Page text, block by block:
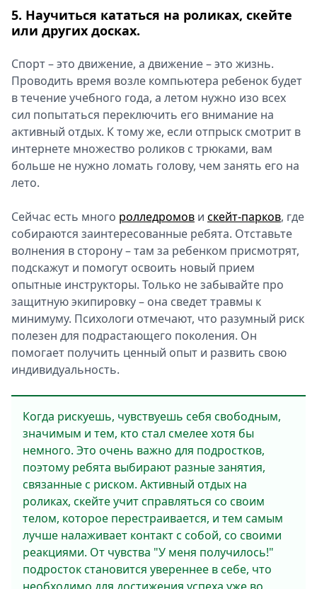
5. Научиться кататься на роликах, скейте
или других досках.
Спорт – это движение, а движение – это жизнь.
Проводить время возле компьютера ребенок будет
в течение учебного года, а летом нужно изо всех
сил попытаться переключить его внимание на
активный отдых. К тому же, если отпрыск смотрит в
интернете множество роликов с трюками, вам
больше не нужно ломать голову, чем занять его на
лето.
Сейчас есть много ролледромов и скейт-парков, где
собираются заинтересованные ребята. Отставьте
волнения в сторону – там за ребенком присмотрят,
подскажут и помогут освоить новый прием
опытные инструкторы. Только не забывайте про
защитную экипировку – она сведет травмы к
минимуму. Психологи отмечают, что разумный риск
полезен для подрастающего поколения. Он
помогает получить ценный опыт и развить свою
индивидуальность.
Когда рискуешь, чувствуешь себя свободным,
значимым и тем, кто стал смелее хотя бы
немного. Это очень важно для подростков,
поэтому ребята выбирают разные занятия,
связанные с риском. Активный отдых на
роликах, скейте учит справляться со своим
телом, которое перестраивается, и тем самым
лучше налаживает контакт с собой, со своими
реакциями. От чувства "У меня получилось!"
подросток становится увереннее в себе, что